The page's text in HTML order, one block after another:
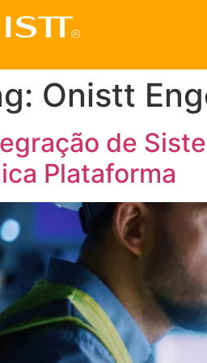
Onistt
de
Plataforma